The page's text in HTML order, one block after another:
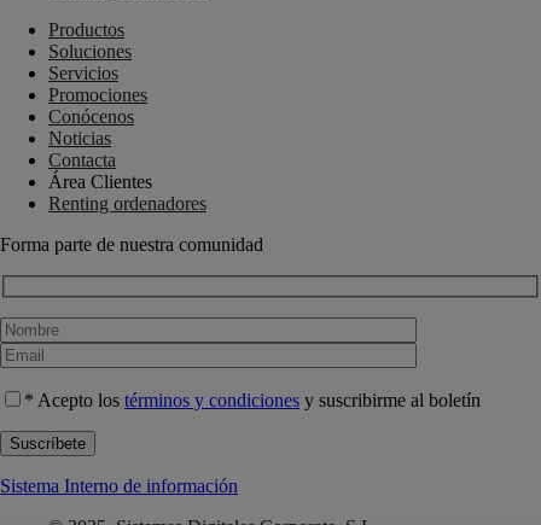
Productos
Soluciones
Servicios
Promociones
Conócenos
Noticias
Contacta
Área Clientes
Renting ordenadores
Forma parte de nuestra comunidad
* Acepto los términos y condiciones y suscribirme al boletín
Sistema Interno de información